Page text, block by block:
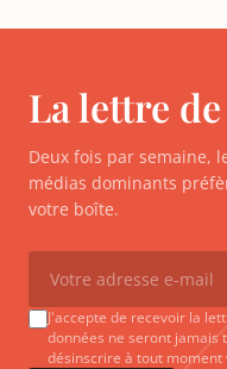
La lettre
Deux fois par semaine,
médias dominants
votre boîte.
J'accepte de recevoir la
données ne seront jamais
désinscrire à tout moment